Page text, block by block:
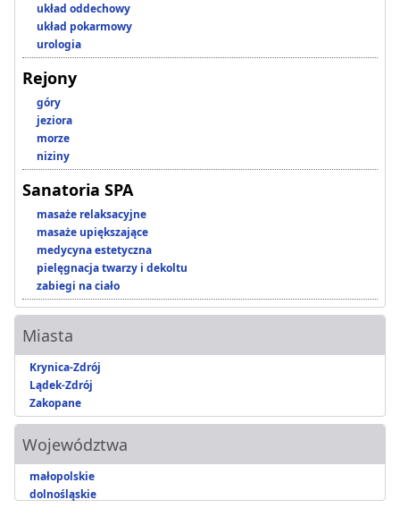
układ oddechowy
układ pokarmowy
urologia
Rejony
góry
jeziora
morze
niziny
Sanatoria SPA
masaże relaksacyjne
masaże upiększające
medycyna estetyczna
pielęgnacja twarzy i dekoltu
zabiegi na ciało
Miasta
Krynica-Zdrój
Lądek-Zdrój
Zakopane
Województwa
małopolskie
dolnośląskie